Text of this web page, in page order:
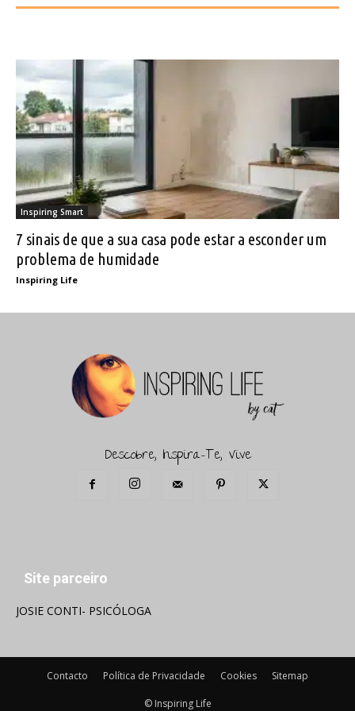
Inspiring Smart
7 sinais de que a sua casa pode estar a esconder um
problema de humidade
Inspiring Life
Descobre, Inspira-Te, Vive
Site parceiro
JOSIE CONTI- PSICÓLOGA
Contacto Política de Privacidade Cookies Sitemap
© Inspiring Life